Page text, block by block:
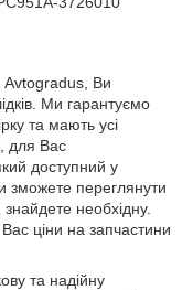
Avtogradus, Ви
Ми гарантуємо
та мають усі
для Вас
доступний у
зможете переглянути
необхідну.
ціни на запчастини
та надійну